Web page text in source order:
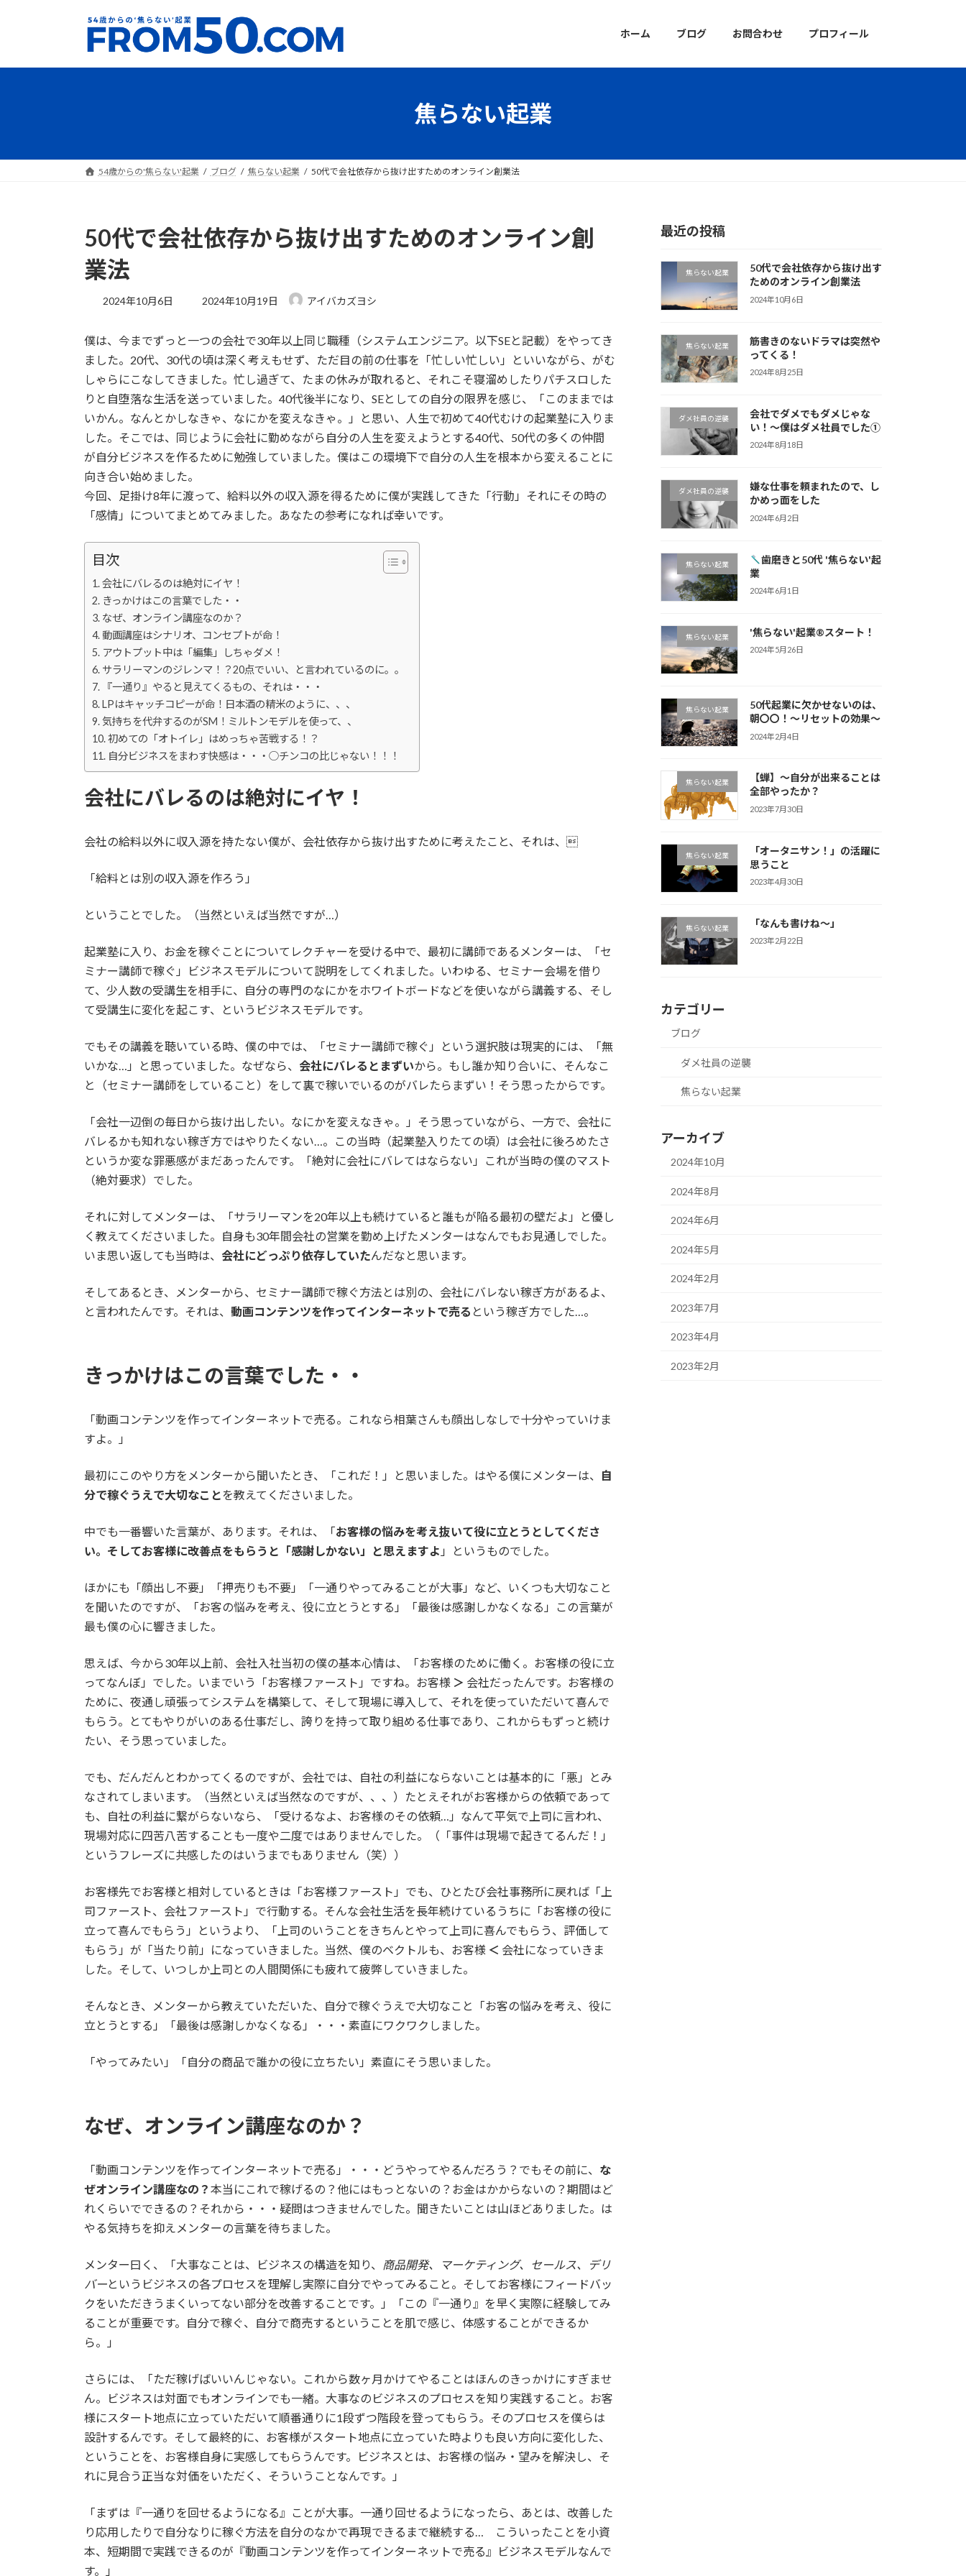
プ
動
ホーム ブログ お問合わせ プロフィール
焦らない起業
54歳からの'焦らない'起業 ブログ 焦らない起業 50代で会社依存から抜け出すためのオンライン創業法
50代で会社依存から抜け出すためのオンライン創
業法
2024年10月6日
最
新
日
:
2024年10月19日 アイバカズヨシ
僕は、今までずっと一つの会社で30年以上同じ職種（システムエンジニア。以下SEと記載）をやってき
ました。20代、30代の頃は深く考えもせず、ただ目の前の仕事を「忙しい忙しい」といいながら、がむ
しゃらにこなしてきました。忙し過ぎて、たまの休みが取れると、それこそ寝溜めしたりパチスロした
りと自堕落な生活を送っていました。40代後半になり、SEとしての自分の限界を感じ、「このままでは
いかん。なんとかしなきゃ、なにかを変えなきゃ。」と思い、人生で初めて40代むけの起業塾に入りま
した。そこでは、同じように会社に勤めながら自分の人生を変えようとする40代、50代の多くの仲間
が自分ビジネスを作るために勉強していました。僕はこの環境下で自分の人生を根本から変えることに
向き合い始めました。
今回、足掛け8年に渡って、給料以外の収入源を得るために僕が実践してきた「行動」それにその時の
「感情」についてまとめてみました。あなたの参考になれば幸いです。
目次
会社にバレるのは絶対にイヤ！
きっかけはこの言葉でした・・
なぜ、オンライン講座なのか？
動画講座はシナリオ、コンセプトが命！
アウトプット中は「編集」しちゃダメ！
サラリーマンのジレンマ！？20点でいい、と言われているのに。。
『一通り』やると見えてくるもの、それは・・・
LPはキャッチコピーが命！日本酒の精米のように、、、
気持ちを代弁するのがSM！ミルトンモデルを使って、、
初めての「オトイレ」はめっちゃ苦戦する！？
自分ビジネスをまわす快感は・・・○チンコの比じゃない！！！
会社にバレるのは絶対にイヤ！
会社の給料以外に収入源を持たない僕が、会社依存から抜け出すために考えたこと、それは、
「給料とは別の収入源を作ろう」
ということでした。（当然といえば当然ですが…）
起業塾に入り、お金を稼ぐことについてレクチャーを受ける中で、最初に講師であるメンターは、「セ
ミナー講師で稼ぐ」ビジネスモデルについて説明をしてくれました。いわゆる、セミナー会場を借り
て、少人数の受講生を相手に、自分の専門のなにかをホワイトボードなどを使いながら講義する、そし
て受講生に変化を起こす、というビジネスモデルです。
でもその講義を聴いている時、僕の中では、「セミナー講師で稼ぐ」という選択肢は現実的には、「無
いかな…」と思っていました。なぜなら、 会社にバレるとまずいから。もし誰か知り合いに、そんなこ
と（セミナー講師をしていること）をして裏で稼いでいるのがバレたらまずい！そう思ったからです。
「会社一辺倒の毎日から抜け出したい。なにかを変えなきゃ。」そう思っていながら、一方で、会社に
バレるかも知れない稼ぎ方ではやりたくない…。この当時（起業塾入りたての頃）は会社に後ろめたさ
というか変な罪悪感がまだあったんです。「絶対に会社にバレてはならない」これが当時の僕のマスト
（絶対要求）でした。
それに対してメンターは、「サラリーマンを20年以上も続けていると誰もが陥る最初の壁だよ」と優し
く教えてくださいました。自身も30年間会社の営業を勤め上げたメンターはなんでもお見通しでした。
いま思い返しても当時は、 会社にどっぷり依存していたんだなと思います。
そしてあるとき、メンターから、セミナー講師で稼ぐ方法とは別の、会社にバレない稼ぎ方があるよ、
と言われたんです。それは、 動画コンテンツを作ってインターネットで売る という稼ぎ方でした…。
きっかけはこの言葉でした・・
「動画コンテンツを作ってインターネットで売る。これなら相葉さんも顔出しなしで十分やっていけま
すよ。」
最初にこのやり方をメンターから聞いたとき、「これだ！」と思いました。はやる僕にメンターは、
自
分で稼ぐうえで大切なことを教えてくださいました。
中でも一番響いた言葉が、あります。それは、「お客様の悩みを考え抜いて役に立とうとしてくださ
い。そしてお客様に改善点をもらうと「感謝しかない」と思えますよ 」というものでした。
ほかにも「顔出し不要」「押売りも不要」「一通りやってみることが大事」など、いくつも大切なこと
を聞いたのですが、「お客の悩みを考え、役に立とうとする」「最後は感謝しかなくなる」この言葉が
最も僕の心に響きました。
思えば、今から30年以上前、会社入社当初の僕の基本心情は、「お客様のために働く。お客様の役に立
ってなんぼ」でした。いまでいう「お客様ファースト」ですね。お客様 ＞ 会社だったんです。お客様の
ために、夜通し頑張ってシステムを構築して、そして現場に導入して、それを使っていただいて喜んで
もらう。とてもやりがいのある仕事だし、誇りを持って取り組める仕事であり、これからもずっと続け
たい、そう思っていました。
でも、だんだんとわかってくるのですが、会社では、自社の利益にならないことは基本的に「悪」とみ
なされてしまいます。（当然といえば当然なのですが、、、）たとえそれがお客様からの依頼であって
も、自社の利益に繋がらないなら、「受けるなよ、お客様のその依頼…」なんて平気で上司に言われ、
現場対応に四苦八苦することも一度や二度ではありませんでした。（「事件は現場で起きてるんだ！」
というフレーズに共感したのはいうまでもありません（笑））
お客様先でお客様と相対しているときは「お客様ファースト」でも、ひとたび会社事務所に戻れば「上
司ファースト、会社ファースト」で行動する。そんな会社生活を長年続けているうちに「お客様の役に
立って喜んでもらう」というより、「上司のいうことをきちんとやって上司に喜んでもらう、評価して
もらう」が「当たり前」になっていきました。当然、僕のベクトルも、お客様 ＜ 会社になっていきま
した。そして、いつしか上司との人間関係にも疲れて疲弊していきました。
そんなとき、メンターから教えていただいた、自分で稼ぐうえで大切なこと「お客の悩みを考え、役に
立とうとする」「最後は感謝しかなくなる」・・・素直にワクワクしました。
「やってみたい」「自分の商品で誰かの役に立ちたい」素直にそう思いました。
なぜ、オンライン講座なのか？
「動画コンテンツを作ってインターネットで売る」・・・どうやってやるんだろう？でもその前に、 な
ぜオンライン講座なの？ 本当にこれで稼げるの？他にはもっとないの？お金はかからないの？期間はど
れくらいでできるの？それから・・・疑問はつきませんでした。聞きたいことは山ほどありました。は
やる気持ちを抑えメンターの言葉を待ちました。
メンター曰く、「大事なことは、ビジネスの構造を知り、
商品開発、マーケティング、セールス、デリ
バーというビジネスの各プロセスを理解し実際に自分でやってみること。そしてお客様にフィードバッ
クをいただきうまくいってない部分を改善することです。」「この『一通り』を早く実際に経験してみ
ることが重要です。自分で稼ぐ、自分で商売するということを肌で感じ、体感することができるか
ら。」
さらには、「ただ稼げばいいんじゃない。これから数ヶ月かけてやることはほんのきっかけにすぎませ
ん。ビジネスは対面でもオンラインでも一緒。大事なのビジネスのプロセスを知り実践すること。お客
様にスタート地点に立っていただいて順番通りに1段ずつ階段を登ってもらう。そのプロセスを僕らは
設計するんです。そして最終的に、お客様がスタート地点に立っていた時よりも良い方向に変化した、
ということを、お客様自身に実感してもらうんです。ビジネスとは、お客様の悩み・望みを解決し、そ
れに見合う正当な対価をいただく、そういうことなんです。」
「まずは『一通りを回せるようになる』ことが大事。一通り回せるようになったら、あとは、改善した
り応用したりで自分なりに稼ぐ方法を自分のなかで再現できるまで継続する… こういったことを小資
本、短期間で実践できるのが『動画コンテンツを作ってインターネットで売る』ビジネスモデルなんで
す。」
最近の投稿
焦らない起業
50代で会社依存から抜け出す
ためのオンライン創業法
2024年10月6日
焦らない起業
筋書きのないドラマは突然や
ってくる！
2024年8月25日
ダメ社員の逆襲
会社でダメでもダメじゃな
い！〜僕はダメ社員でした①
2024年8月18日
ダメ社員の逆襲
嫌な仕事を頼まれたので、し
かめっ面をした
2024年6月2日
焦らない起業
歯磨きと50代 '焦らない'起
業
2024年6月1日
焦らない起業 '焦らない'起業®︎スタート！
2024年5月26日
焦らない起業
50代起業に欠かせないのは、
朝〇〇！〜リセットの効果〜
2024年2月4日
焦らない起業
【蝉】〜自分が出来ることは
全部やったか？
2023年7月30日
焦らない起業
「オータニサン！」の活躍に
思うこと
2023年4月30日
焦らない起業 「なんも書けね〜」
2023年2月22日
カテゴリー
ブログ
ダメ社員の逆襲
焦らない起業
アーカイブ
2024年10月
2024年8月
2024年6月
2024年5月
2024年2月
2023年7月
2023年4月
2023年2月